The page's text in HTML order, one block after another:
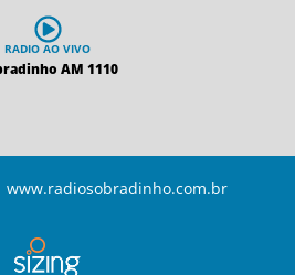
RADIO AO VIVO
AM 1110